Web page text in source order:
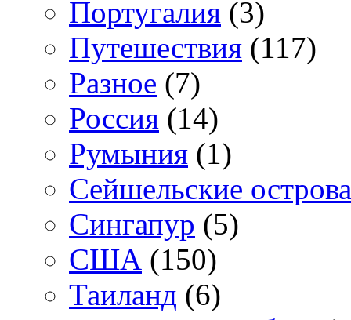
Португалия (3)
Путешествия (117)
Разное (7)
Россия (14)
Румыния (1)
Сейшельские острова
Сингапур (5)
США (150)
Таиланд (6)